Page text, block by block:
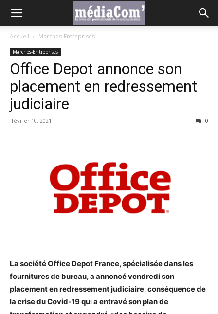
Accueil Marchés-Entreprises
Marchés-Entreprises
Office Depot annonce son
placement en redressement
judiciaire
février 10, 2021 0
La société Office Depot France, spécialisée dans les
fournitures de bureau, a annoncé vendredi son
placement en redressement judiciaire, conséquence de
la crise du Covid-19 qui a entravé son plan de